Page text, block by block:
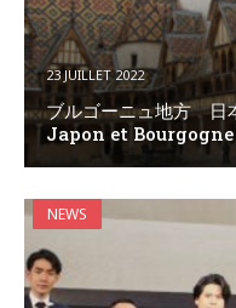
23 JUILLET 2022
ブルゴーニュ地方 日
Japon et Bourgogne
NEWS